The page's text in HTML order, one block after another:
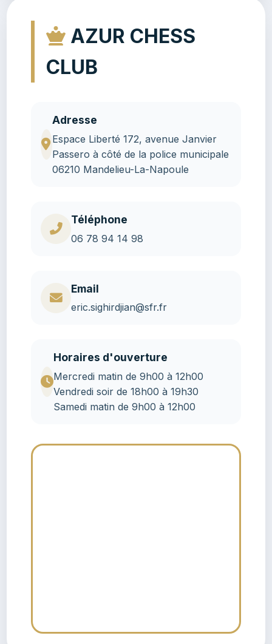
AZUR CHESS
CLUB
Adresse
Espace Liberté 172, avenue Janvier
Passero à côté de la police municipale
06210 Mandelieu-La-Napoule
Téléphone
06 78 94 14 98
Email
eric.sighirdjian@sfr.fr
Horaires d'ouverture
Mercredi matin de 9h00 à 12h00
Vendredi soir de 18h00 à 19h30
Samedi matin de 9h00 à 12h00